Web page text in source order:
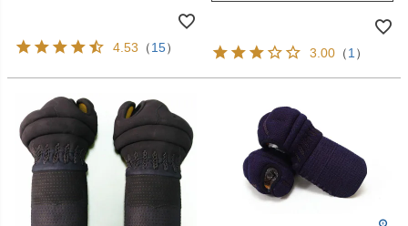
4.53 （15） 3.00 （1）